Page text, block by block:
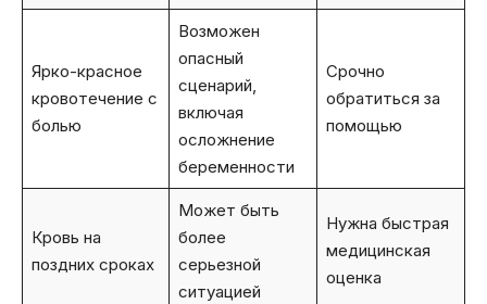
Ярко-красное
кровотечение с
болью
Возможен
опасный
сценарий,
включая
осложнение
беременности
Срочно
обратиться за
помощью
Кровь на
поздних сроках
Может быть
более
серьезной
ситуацией
Нужна быстрая
медицинская
оценка